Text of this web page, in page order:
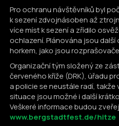
Pro ochranu návštěvníků byl
k sezení zdvojnásoben až
více míst k sezení a zřídilo
ochlazení. Plánována jsou
horkem, jako jsou
Organizační tým složený ze
červeného kříže (DRK), úřadu
a policie se neustále radí, takže
situace jsou možné i další
Veškeré informace budou
www.bergstadtfest.de/hitze